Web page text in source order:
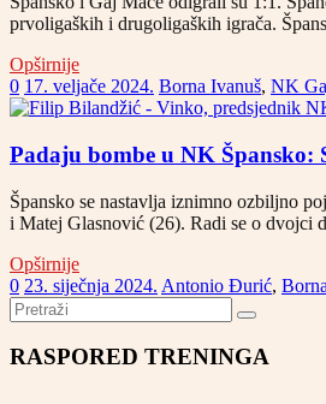
prvoligaških i drugoligaških igrača.
Opširnije
0 17. veljače 2024. Borna Ivanuš, NK
Padaju bombe u NK Špansko:
Špansko se nastavlja iznimno ozbiljno
i Matej Glasnović (26). Radi se o dvojci
Opširnije
0 23. siječnja 2024. Antonio Đurić,
RASPORED TRENINGA